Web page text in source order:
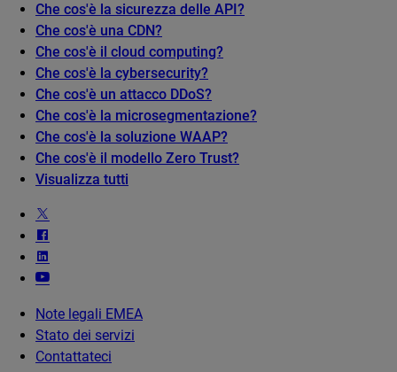
Che cos'è la sicurezza delle API?
Che cos'è una CDN?
Che cos'è il cloud computing?
Che cos'è la cybersecurity?
Che cos'è un attacco DDoS?
Che cos'è la microsegmentazione?
Che cos'è la soluzione WAAP?
Che cos'è il modello Zero Trust?
Visualizza tutti
Note legali EMEA
Stato dei servizi
Contattateci